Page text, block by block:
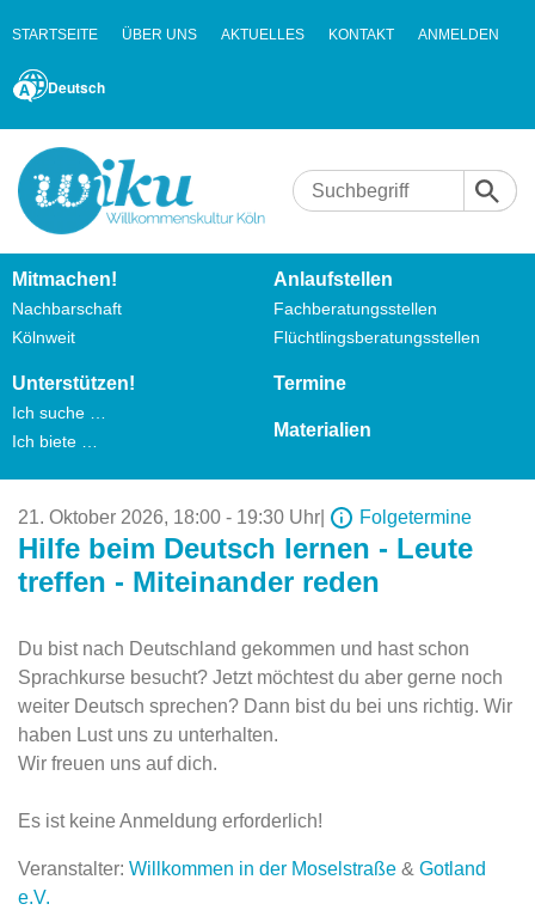
STARTSEITE ÜBER UNS AKTUELLES KONTAKT ANMELDEN
Deutsch
Mitmachen!
Nachbarschaft
Kölnweit
Anlaufstellen
Fachberatungsstellen
Flüchtlingsberatungsstellen
Unterstützen!
Ich suche …
Ich biete …
Termine
Materialien
21. Oktober 2026, 18:00 - 19:30 Uhr Folgetermine
Hilfe beim Deutsch lernen - Leute
treffen - Miteinander reden
Du bist nach Deutschland gekommen und hast schon
Sprachkurse besucht? Jetzt möchtest du aber gerne noch
weiter Deutsch sprechen? Dann bist du bei uns richtig. Wir
haben Lust uns zu unterhalten.
Wir freuen uns auf dich.
Es ist keine Anmeldung erforderlich!
Veranstalter: Willkommen in der Moselstraße & Gotland
e.V.